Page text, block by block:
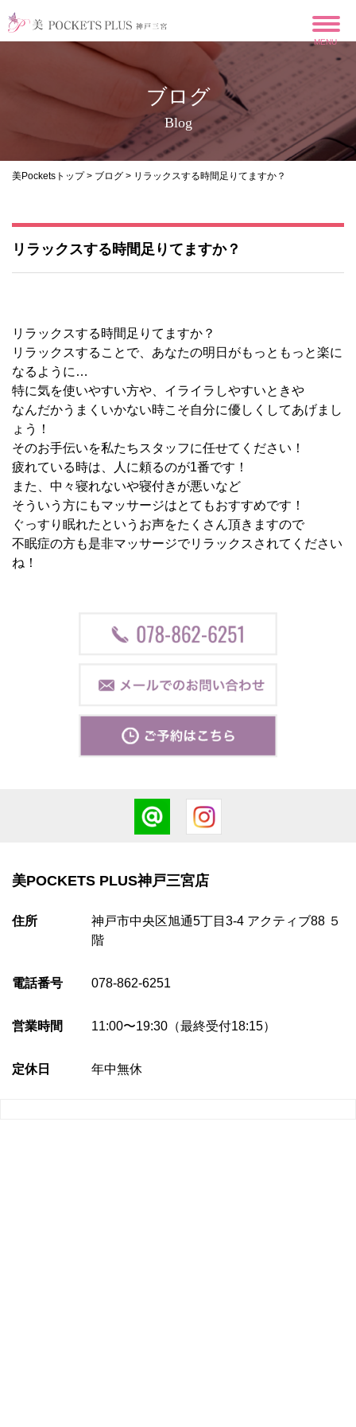
MENU
ブログ
Blog
美Pocketsトップ> ブログ > リラックスする時間足りてますか？
リラックスする時間足りてますか？
リラックスする時間足りてますか？
リラックスすることで、あなたの明日がもっともっと楽に
なるように…
特に気を使いやすい方や、イライラしやすいときや
なんだかうまくいかない時こそ自分に優しくしてあげまし
ょう！
そのお手伝いを私たちスタッフに任せてください！
疲れている時は、人に頼るのが1番です！
また、中々寝れないや寝付きが悪いなど
そういう方にもマッサージはとてもおすすめです！
ぐっすり眠れたというお声をたくさん頂きますので
不眠症の方も是非マッサージでリラックスされてください
ね！
美POCKETS PLUS神戸三宮店
住所
神戸市中央区旭通5丁目3-4 アクティブ88 ５
階
電話番号 078-862-6251
営業時間 11:00〜19:30（最終受付18:15）
定休日 年中無休